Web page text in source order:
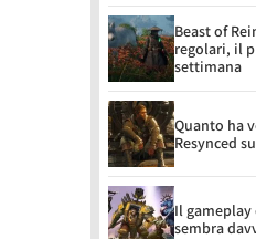
Beast of
regolari, il
settimana
Quanto ha
Resynced
Il gameplay
sembra